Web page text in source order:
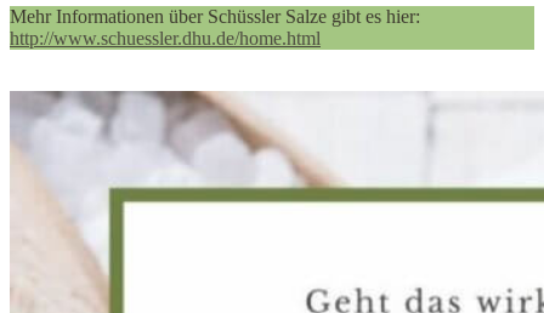
Mehr Informationen über Schüssler Salze gibt es hier:
http://www.schuessler.dhu.de/home.html